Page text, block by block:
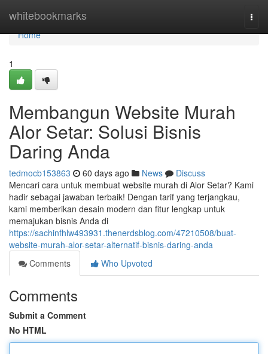
whitebookmarks
Home
Home
1
Membangun Website Murah
Alor Setar: Solusi Bisnis
Daring Anda
tedmocb153863 60 days ago News
Discuss
Mencari cara untuk membuat website murah di Alor Setar? Kami
hadir sebagai jawaban terbaik! Dengan tarif yang terjangkau,
kami memberikan desain modern dan fitur lengkap untuk
memajukan bisnis Anda di
https://sachinfhlw493931.thenerdsblog.com/47210508/buat-
website-murah-alor-setar-alternatif-bisnis-daring-anda
Comments
Who Upvoted
Comments
Submit a Comment
No HTML